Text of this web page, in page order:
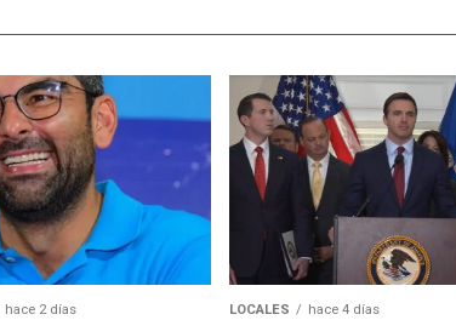
hace 2 días LOCALES hace 4 días